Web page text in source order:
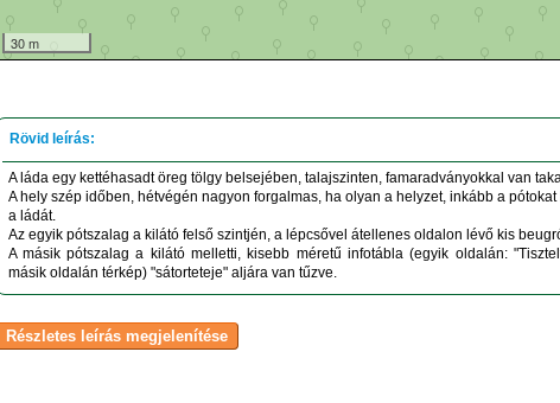
30 m
A láda egy kettéhasadt öreg tölgy belsejében, talajszinten, famaradványokkal van
A hely szép időben, hétvégén nagyon forgalmas, ha olyan a helyzet, inkább a
a ládát.
Az egyik pótszalag a kilátó felső szintjén, a lépcsővel átellenes oldalon lévő kis
A másik pótszalag a kilátó melletti, kisebb méretű infotábla (egyik oldalán:
másik oldalán térkép) "sátorteteje" aljára van tűzve.